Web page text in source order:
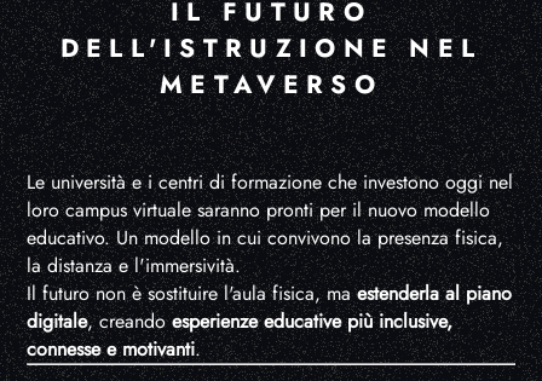
IL FUTURO
DELL'ISTRUZIONE NEL
METAVERSO
Le università e i centri di formazione che investono oggi nel
loro campus virtuale saranno pronti per il nuovo modello
educativo. Un modello in cui convivono la presenza fisica,
la distanza e l'immersività.
Il futuro non è sostituire l'aula fisica, maestenderla al piano
digitale, creandoesperienze educative più inclusive,
connesse e motivanti.